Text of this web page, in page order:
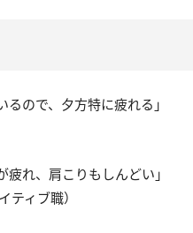
ので、夕方特に疲れる」
疲れ、肩こりもしんどい」
ティブ職）